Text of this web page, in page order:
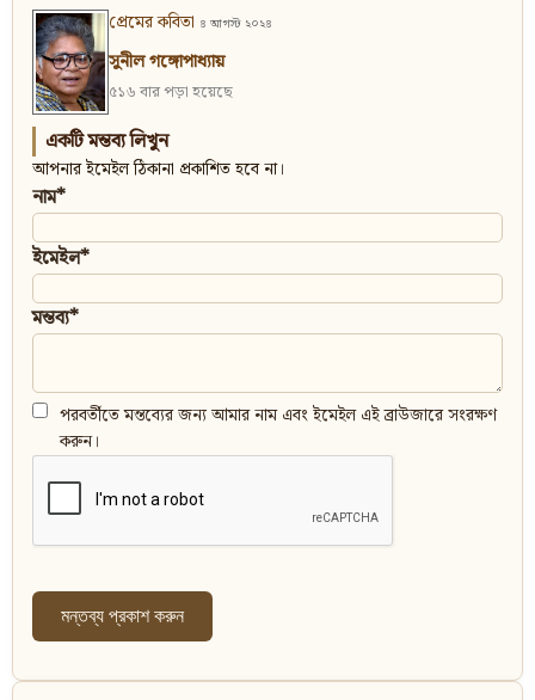
প্রেমের কবিতা ৪ আগস্ট ২০২৪
সুনীল গঙ্গোপাধ্যায়
৫১৬ বার পড়া হয়েছে
একটি মন্তব্য লিখুন
আপনার ইমেইল ঠিকানা প্রকাশিত হবে না।
নাম*
ইমেইল*
মন্তব্য*
পরবর্তীতে মন্তব্যের জন্য আমার নাম এবং ইমেইল এই ব্রাউজারে সংরক্ষণ
করুন।